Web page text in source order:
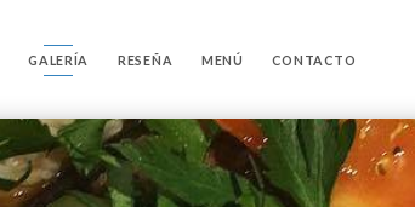
GALERÍA RESEÑA MENÚ CONTACTO